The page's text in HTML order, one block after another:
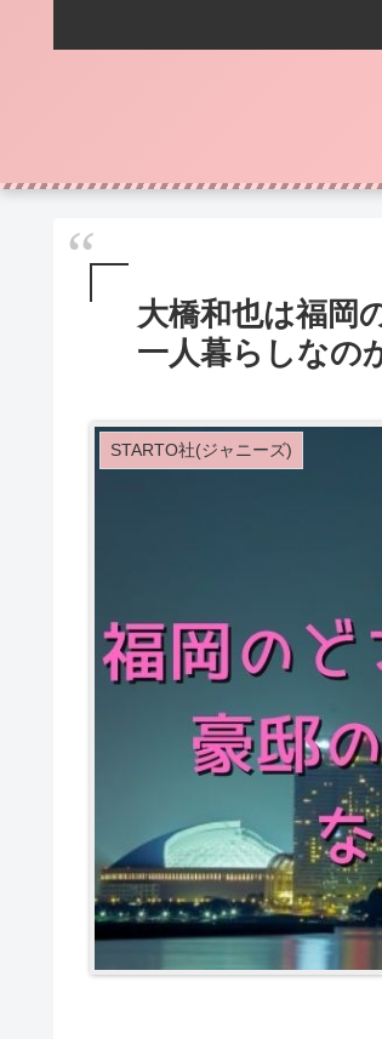
大橋和也は福岡
一人暮らしなの
STARTO社(ジャニーズ)